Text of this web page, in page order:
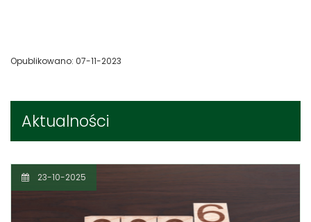
Aktualności
23-10-2025
Opublikowano: 07-11-2023